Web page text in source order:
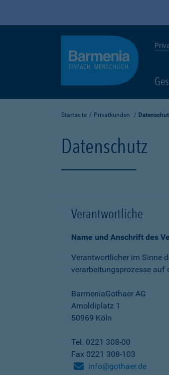
Startseite Privatkunden
Datenschutz
Verantwortliche
Name und Anschrift des
Verantwortlicher im Sinne
verarbeitungs­prozesse auf
BarmeniaGothaer AG
Arnoldiplatz 1
50969 Köln
Tel. 0221 308-00
Fax 0221 308-103
info@gothaer.de